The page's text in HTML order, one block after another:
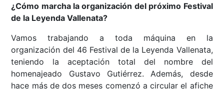
¿Cómo marcha la organización del próximo Festival
de la Leyenda Vallenata?
Vamos trabajando a toda máquina en la
organización del 46 Festival de la Leyenda Vallenata,
teniendo la aceptación total del nombre del
homenajeado Gustavo Gutiérrez. Además, desde
hace más de dos meses comenzó a circular el afiche